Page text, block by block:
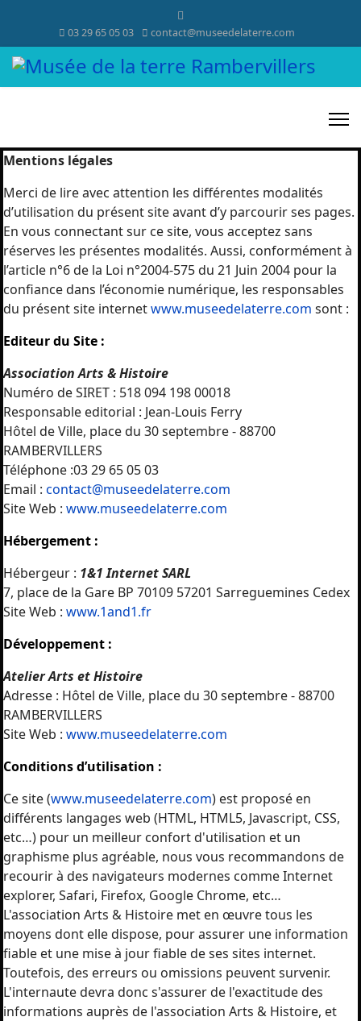
03 29 65 05 03 contact@museedelaterre.com
Mentions légales
Merci de lire avec attention les différentes modalités
d’utilisation du présent site avant d’y parcourir ses pages.
En vous connectant sur ce site, vous acceptez sans
réserves les présentes modalités. Aussi, conformément à
l’article n°6 de la Loi n°2004-575 du 21 Juin 2004 pour la
confiance dans l’économie numérique, les responsables
du présent site internetwww.museedelaterre.com sont :
Editeur du Site :
Association Arts & Histoire
Numéro de SIRET : 518 094 198 00018
Responsable editorial : Jean-Louis Ferry
Hôtel de Ville, place du 30 septembre - 88700
RAMBERVILLERS
Téléphone :03 29 65 05 03
Email : contact@museedelaterre.com
Site Web : www.museedelaterre.com
Hébergement :
Hébergeur : 1&1 Internet SARL
7, place de la Gare BP 70109 57201 Sarreguemines Cedex
Site Web : www.1and1.fr
Développement :
Atelier Arts et Histoire
Adresse : Hôtel de Ville, place du 30 septembre - 88700
RAMBERVILLERS
Site Web : www.museedelaterre.com
Conditions d’utilisation :
Ce site (www.museedelaterre.com) est proposé en
différents langages web (HTML, HTML5, Javascript, CSS,
etc…) pour un meilleur confort d'utilisation et un
graphisme plus agréable, nous vous recommandons de
recourir à des navigateurs modernes comme Internet
explorer, Safari, Firefox, Google Chrome, etc…
L'association Arts & Histoire met en œuvre tous les
moyens dont elle dispose, pour assurer une information
fiable et une mise à jour fiable de ses sites internet.
Toutefois, des erreurs ou omissions peuvent survenir.
L'internaute devra donc s'assurer de l'exactitude des
informations auprès de l'association Arts & Histoire, et